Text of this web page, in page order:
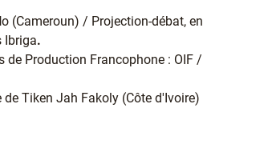
o (Cameroun) / Projection-débat, en
Ibriga.
de Production Francophone : OIF /
de Tiken Jah Fakoly (Côte d'Ivoire)